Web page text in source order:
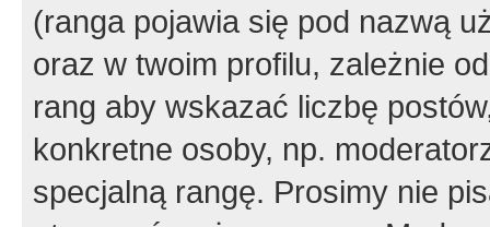
(ranga pojawia się pod nazwą
oraz w twoim profilu, zależnie
rang aby wskazać liczbę
konkretne osoby, np.
specjalną rangę. Prosimy nie